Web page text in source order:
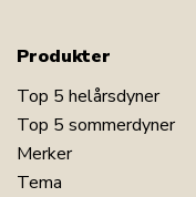
Produkter
Top 5 helårsdyner
Top 5 sommerdyner
Merker
Tema